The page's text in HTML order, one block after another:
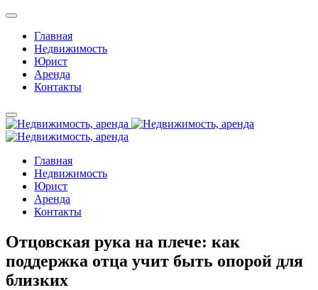
Главная
Недвижимость
Юрист
Аренда
Контакты
Главная
Недвижимость
Юрист
Аренда
Контакты
Отцовская рука на плече: как
поддержка отца учит быть опорой для
близких